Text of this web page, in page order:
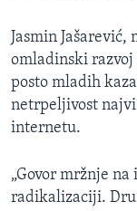
Jasmin
omladinski razvoj
posto mladih
netrpeljivost
internetu.
„Govor mržnje
radikalizaciji.